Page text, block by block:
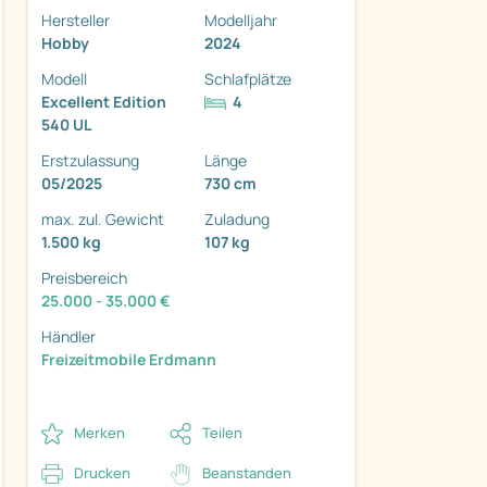
Hersteller
Hobby
Modelljahr
2024
Modell
Excellent Edition
540 UL
Schlafplätze
4
Erstzulassung
05/2025
Länge
730 cm
max. zul. Gewicht
1.500 kg
Zuladung
107 kg
Preisbereich
25.000 - 35.000 €
Händler
Freizeitmobile Erdmann
Merken Teilen
Drucken Beanstanden